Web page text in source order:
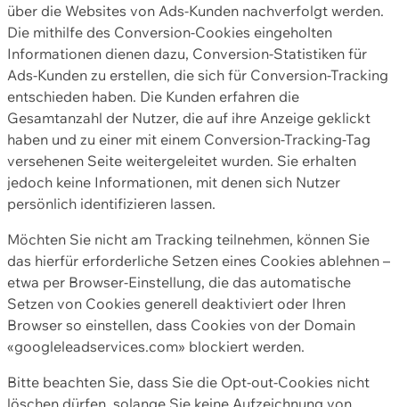
über die Websites von Ads-Kunden nachverfolgt werden.
Die mithilfe des Conversion-Cookies eingeholten
Informationen dienen dazu, Conversion-Statistiken für
Ads-Kunden zu erstellen, die sich für Conversion-Tracking
entschieden haben. Die Kunden erfahren die
Gesamtanzahl der Nutzer, die auf ihre Anzeige geklickt
haben und zu einer mit einem Conversion-Tracking-Tag
versehenen Seite weitergeleitet wurden. Sie erhalten
jedoch keine Informationen, mit denen sich Nutzer
persönlich identifizieren lassen.
Möchten Sie nicht am Tracking teilnehmen, können Sie
das hierfür erforderliche Setzen eines Cookies ablehnen –
etwa per Browser-Einstellung, die das automatische
Setzen von Cookies generell deaktiviert oder Ihren
Browser so einstellen, dass Cookies von der Domain
«googleleadservices.com» blockiert werden.
Bitte beachten Sie, dass Sie die Opt-out-Cookies nicht